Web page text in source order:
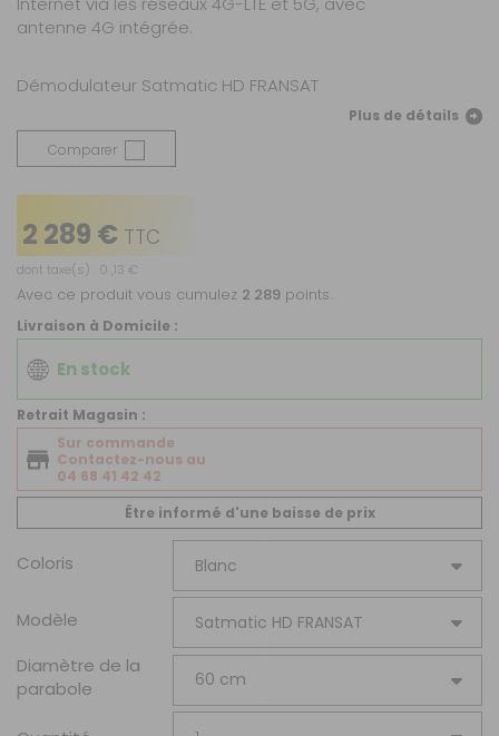
antenne 4G intégrée.
Démodulateur Satmatic HD FRANSAT
Plus de détails
Comparer
2 289 € TTC
dont taxe(s) : 0 ,13 €
Avec ce produit vous cumulez 2 289 points.
Livraison à Domicile :
En stock
Retrait Magasin :
Sur commande
Contactez-nous au
04 68 41 42 42
Être informé d'une baisse de prix
Coloris
Modèle
Diamètre de la
parabole